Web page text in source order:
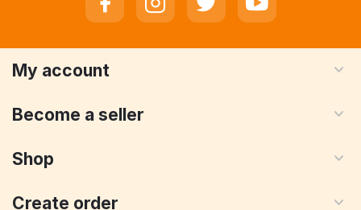
My account
Become a seller
Shop
Create order